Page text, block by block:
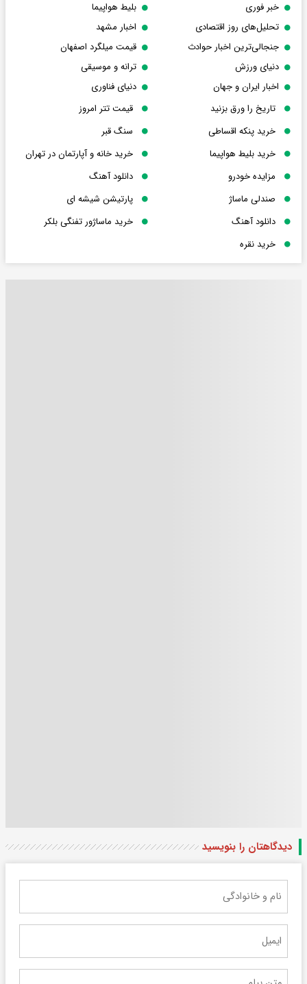
خبر فوری
بلیط هواپیما
تحلیل‌های روز اقتصادی
اخبار مشهد
جنجالی‌ترین اخبار حوادث
قیمت میلگرد اصفهان
دنیای ورزش
ترانه و موسیقی
اخبار ایران و جهان
دنیای فناوری
تاریخ را ورق بزنید
قیمت تتر امروز
خرید پنکه اقساطی
سنگ قبر
خرید بلیط هواپیما
خرید خانه و آپارتمان در تهران
مزایده خودرو
دانلود آهنگ
صندلی ماساژ
پارتیشن شیشه ای
دانلود آهنگ
خرید ماساژور تفنگی بلکر
خرید نقره
دیدگاهتان را بنویسید